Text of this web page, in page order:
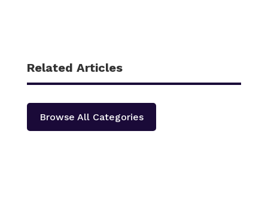
Related Articles
Browse All Categories